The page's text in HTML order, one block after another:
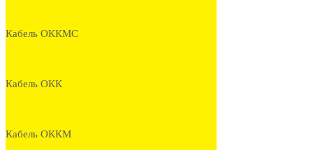
Кабель ОККМС
Кабель ОКК
Кабель ОККМ